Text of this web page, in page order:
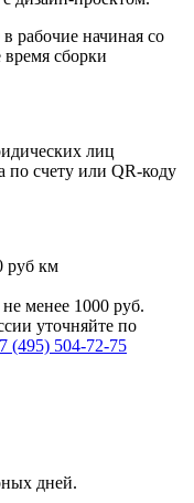
рабочие начиная со
сборки
лиц
счету или QR-коду
руб км
менее 1000 руб.
уточняйте по
(495) 504-72-75
дней.